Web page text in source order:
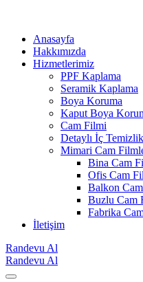
Anasayfa
Hakkımızda
Hizmetlerimiz
PPF Kaplama
Seramik Kaplama
Boya Koruma
Kaput Boya
Cam Filmi
Detaylı İç Temizlik
Mimari Cam
Bina Cam
Ofis Cam
Balkon
Buzlu Cam
Fabrika
İletişim
Randevu Al
Randevu Al